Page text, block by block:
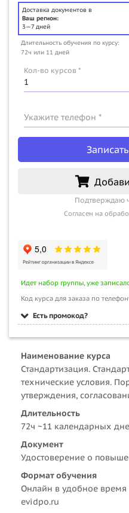
Доставка документов в
Ваш регион:
3—7 дней
Длительность обучения по курсу:
72ч или 11 дней
Кол-во курсов *
Укажите телефон *
Подтверждаю
Согласен на
Идет набор группы, уже
Код курса для заказа по
Есть промокод?
Наименование курса
Стандартизация.
технические условия.
утверждения,
Длительность
72ч ~11 календарных
Документ
Удостоверение о
Формат обучения
Онлайн в удобное
evidpo.ru